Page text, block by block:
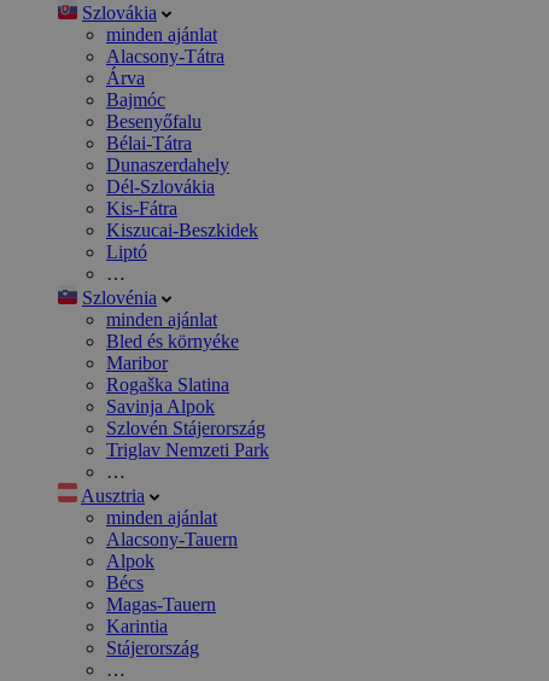
Szlovákia
minden ajánlat
Alacsony-Tátra
Árva
Bajmóc
Besenyőfalu
Bélai-Tátra
Dunaszerdahely
Dél-Szlovákia
Kis-Fátra
Kiszucai-Beszkidek
Liptó
…
Szlovénia
minden ajánlat
Bled és környéke
Maribor
Rogaška Slatina
Savinja Alpok
Szlovén Stájerország
Triglav Nemzeti Park
…
Ausztria
minden ajánlat
Alacsony-Tauern
Alpok
Bécs
Magas-Tauern
Karintia
Stájerország
…